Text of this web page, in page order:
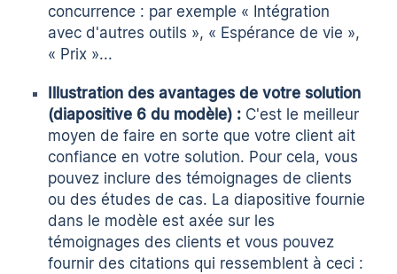
concurrence : par exemple « Intégration
avec d'autres outils », « Espérance de vie »,
« Prix »...
Illustration des avantages de votre solution
(diapositive 6 du modèle) : C'est le meilleur
moyen de faire en sorte que votre client ait
confiance en votre solution. Pour cela, vous
pouvez inclure des témoignages de clients
ou des études de cas. La diapositive fournie
dans le modèle est axée sur les
témoignages des clients et vous pouvez
fournir des citations qui ressemblent à ceci :